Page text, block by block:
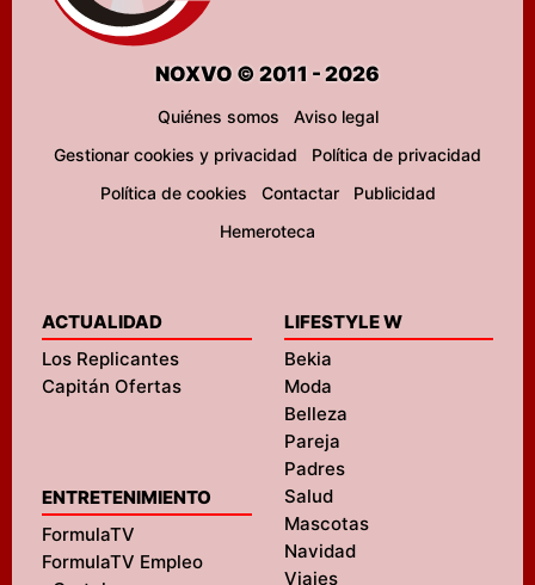
NOXVO © 2011 - 2026
Quiénes somos
Aviso legal
Gestionar cookies y privacidad
Política de privacidad
Política de cookies
Contactar
Publicidad
Hemeroteca
ACTUALIDAD
Los Replicantes
Capitán Ofertas
ENTRETENIMIENTO
FormulaTV
FormulaTV Empleo
LIFESTYLE W
Bekia
Moda
Belleza
Pareja
Padres
Salud
Mascotas
Navidad
Viajes